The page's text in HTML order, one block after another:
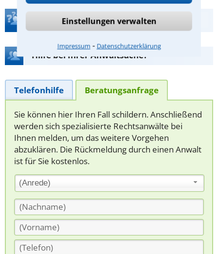
Einstellungen verwalten
Impressum ⁃ Datenschutzerklärung
Teste Dein Rechtswissen
Hilfe bei Ihrer Anwaltsuche?
Telefonhilfe Beratungsanfrage
Sie können hier Ihren Fall schildern. Anschließend
werden sich spezialisierte Rechtsanwälte bei
Ihnen melden, um das weitere Vorgehen
abzuklären. Die Rückmeldung durch einen Anwalt
ist für Sie kostenlos.
(Anrede)